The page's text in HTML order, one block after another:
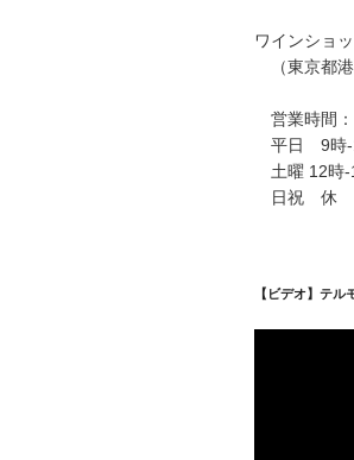
ワインショ
（東京都港
営業時間：
平日 9時-
土曜 12時-
日祝 休
【ビデオ】テ